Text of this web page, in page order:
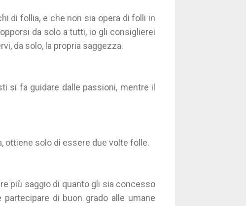
di follia, e che non sia opera di folli in
da solo a tutti, io gli consiglierei
da solo, la propria saggezza.
si fa guidare dalle passioni, mentre il
ottiene solo di essere due volte folle.
più saggio di quanto gli sia concesso
di buon grado alle umane